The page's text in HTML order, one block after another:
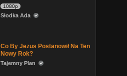
1080p
Słodka Ada
Co By Jezus Postanowił Na Ten
Nowy Rok?
Tajemny Plan